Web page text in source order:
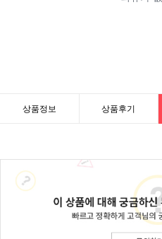
상품정보 상품후기